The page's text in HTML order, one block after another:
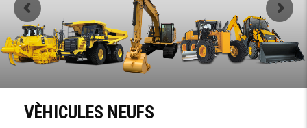
VÈHICULES NEUFS